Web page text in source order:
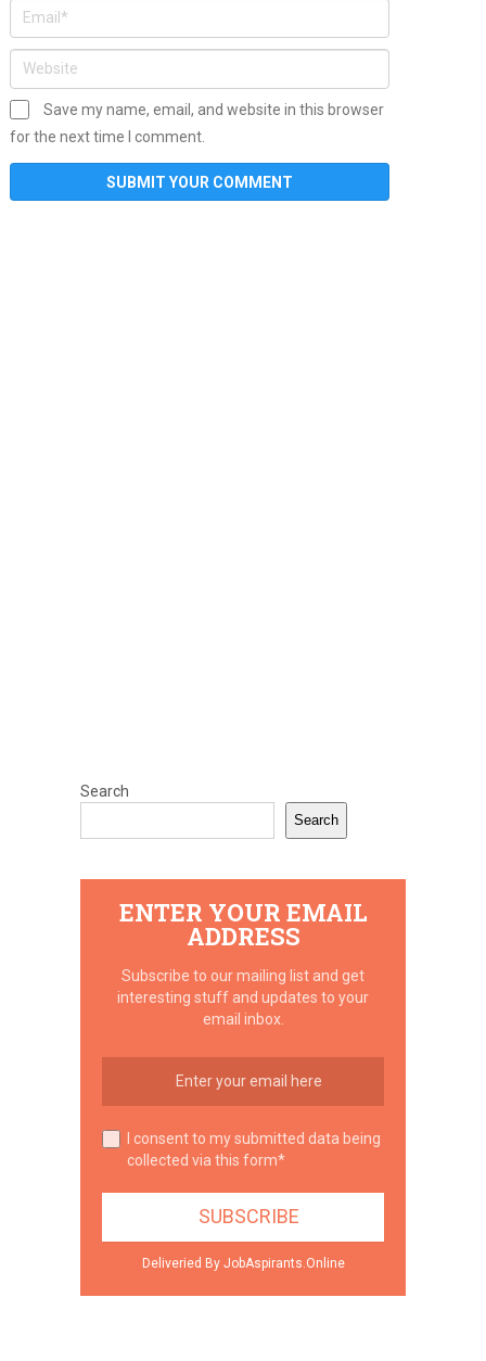
Save my name, email, and website in this browser
for the next time I comment.
Search
Search
ENTER YOUR EMAIL
ADDRESS
Subscribe to our mailing list and get
interesting stuff and updates to your
email inbox.
I consent to my submitted data being
collected via this form*
Deliveried By JobAspirants.Online